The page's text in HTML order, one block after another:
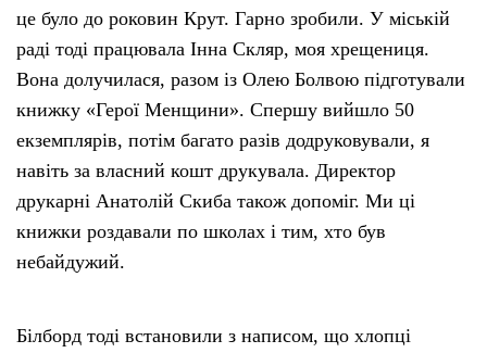
це було до роковин Крут. Гарно зробили. У міській
раді тоді працювала Інна Скляр, моя хрещениця.
Вона долучилася, разом із Олею Болвою підготували
книжку «Герої Менщини». Спершу вийшло 50
екземплярів, потім багато разів додруковували, я
навіть за власний кошт друкувала. Директор
друкарні Анатолій Скиба також допоміг. Ми ці
книжки роздавали по школах і тим, хто був
небайдужий.
Білборд тоді встановили з написом, що хлопці